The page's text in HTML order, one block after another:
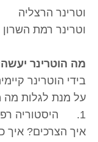
וטרינר הרצליה
וטרינר רמת השרון
מה הוטרינר
בידי הוטרינר
על מנת לגלות מה
1. היסטוריה
איך הצרכים? איך